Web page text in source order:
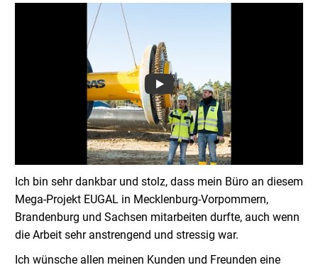
Ich bin sehr dankbar und stolz, dass mein Büro an diesem
Mega-Projekt EUGAL in Mecklenburg-Vorpommern,
Brandenburg und Sachsen mitarbeiten durfte, auch wenn
die Arbeit sehr anstrengend und stressig war.
Ich wünsche allen meinen Kunden und Freunden eine